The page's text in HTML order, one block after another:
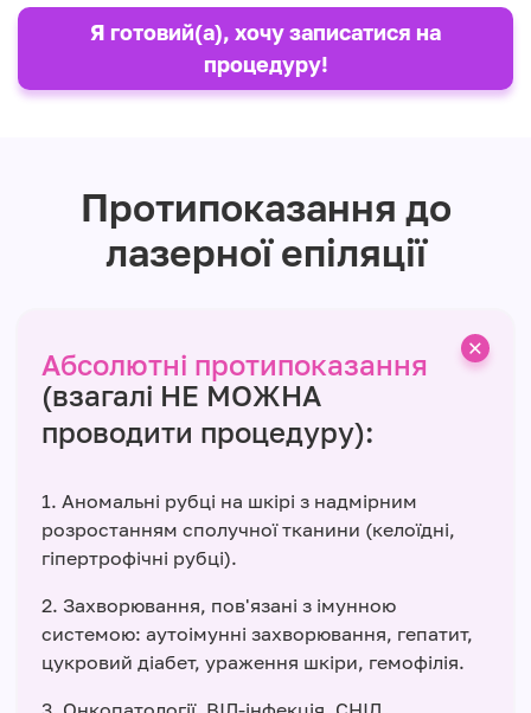
Я готовий(а), хочу записатися на
процедуру!
Протипоказання до
лазерної епіляції
Абсолютні протипоказання
(взагалі НЕ МОЖНА
проводити процедуру):
1. Аномальні рубці на шкірі з надмірним
розростанням сполучної тканини (келоїдні,
гіпертрофічні рубці).
2. Захворювання, пов'язані з імунною
системою: аутоімунні захворювання, гепатит,
цукровий діабет, ураження шкіри, гемофілія.